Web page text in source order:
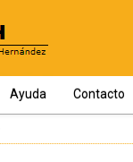
Ayuda Contacto